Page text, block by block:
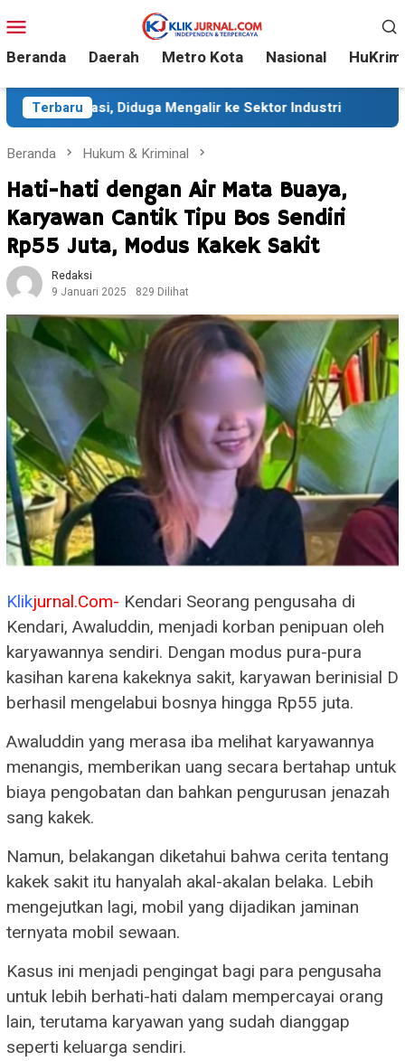
ke
kontenMobile
Beranda Daerah Metro Kota Nasional HuKrim
Terbaru
Mengalir ke Sektor Industri Sekitar 35 Ribu
Beranda Hukum & Kriminal
Hati-hati dengan Air Mata Buaya,
Karyawan Cantik Tipu Bos Sendiri
Rp55 Juta, Modus Kakek Sakit
Redaksi
9 Januari 2025
829 Dilihat
Klikjurnal.Com- Kendari Seorang pengusaha di
Kendari, Awaluddin, menjadi korban penipuan oleh
karyawannya sendiri. Dengan modus pura-pura
kasihan karena kakeknya sakit, karyawan berinisial D
berhasil mengelabui bosnya hingga Rp55 juta.
Awaluddin yang merasa iba melihat karyawannya
menangis, memberikan uang secara bertahap untuk
biaya pengobatan dan bahkan pengurusan jenazah
sang kakek.
Namun, belakangan diketahui bahwa cerita tentang
kakek sakit itu hanyalah akal-akalan belaka. Lebih
mengejutkan lagi, mobil yang dijadikan jaminan
ternyata mobil sewaan.
Kasus ini menjadi pengingat bagi para pengusaha
untuk lebih berhati-hati dalam mempercayai orang
lain, terutama karyawan yang sudah dianggap
seperti keluarga sendiri.